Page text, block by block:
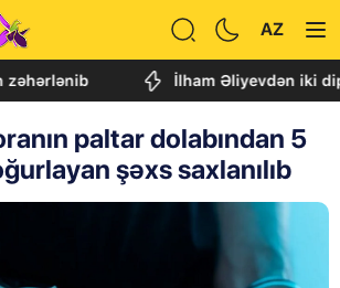
AZ
İlham Əliyevdən iki
paltar dolabından 5
şəxs saxlanılıb